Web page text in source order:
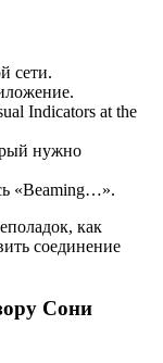
сети.
Indicators at the
нужно
«Beaming…».
как
соединение
Сони